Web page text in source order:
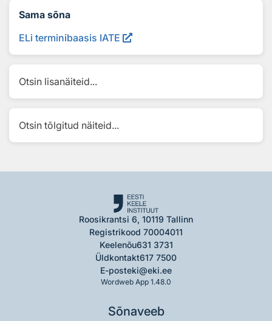
Sama sõna
ELi terminibaasis IATE
Otsin lisanäiteid...
Otsin tõlgitud näiteid...
Roosikrantsi 6, 10119 Tallinn
Registrikood 70004011
Keelenõu631 3731
Üldkontakt617 7500
E-posteki@eki.ee
Wordweb App 1.48.0
Sõnaveeb